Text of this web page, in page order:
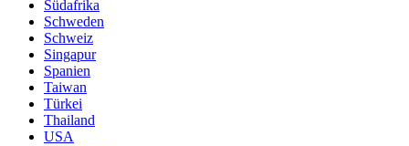
Südafrika
Schweden
Schweiz
Singapur
Spanien
Taiwan
Türkei
Thailand
USA